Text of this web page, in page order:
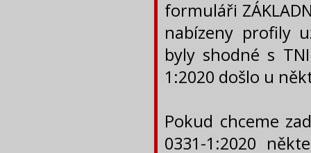
formuláři
nabízeny profily
byly shodné s
1:2020 došlo u
Pokud chceme
0331-1:2020